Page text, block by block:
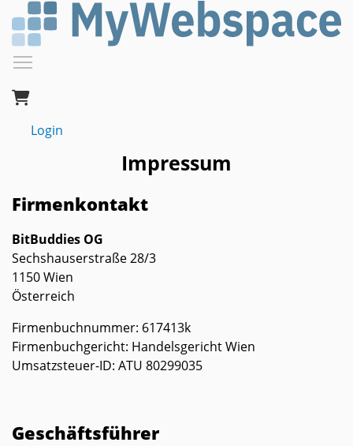
Direkt
zum
Inhalt
Login
Impressum
Firmenkontakt
BitBuddies OG
Sechshauserstraße 28/3
1150 Wien
Österreich
Firmenbuchnummer: 617413k
Firmenbuchgericht: Handelsgericht Wien
Umsatzsteuer-ID: ATU 80299035
Geschäftsführer